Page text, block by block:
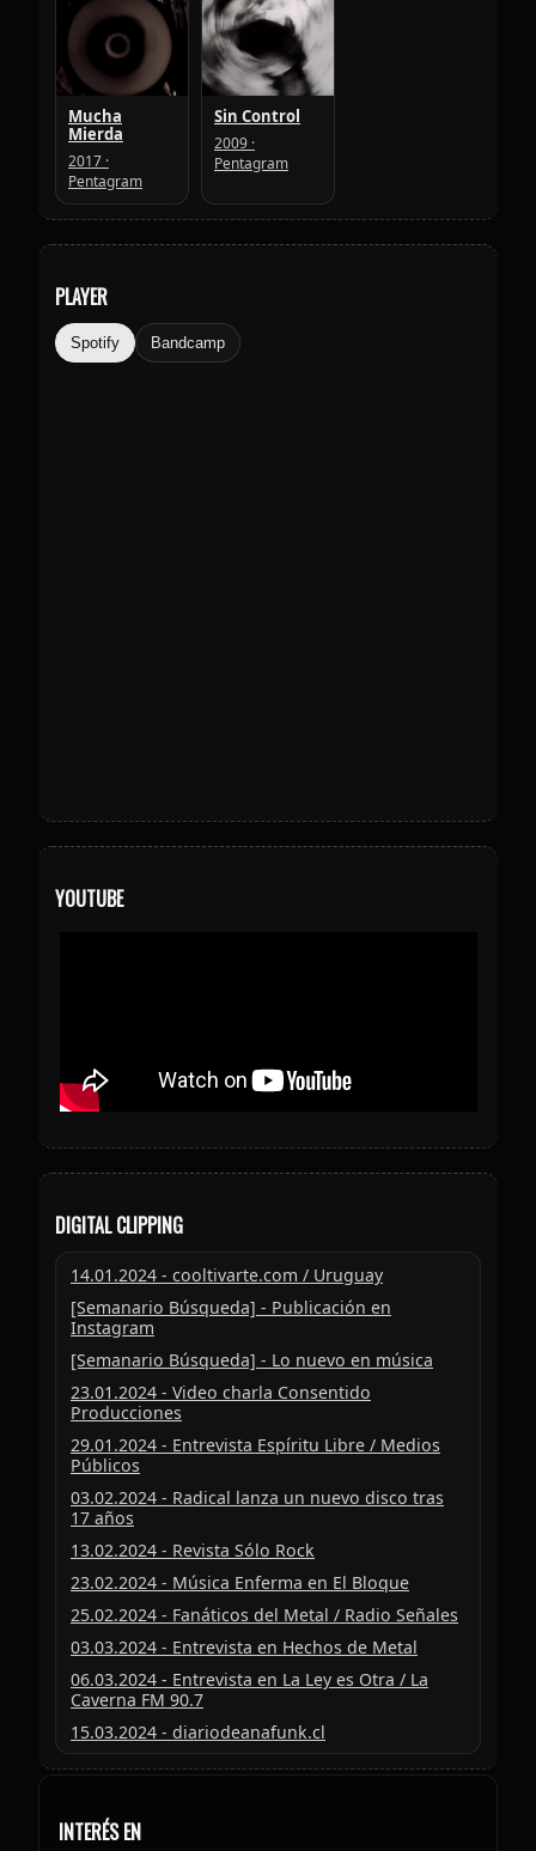
Mucha
Mierda
2017 ·
Pentagram
Sin Control
2009 ·
Pentagram
PLAYER
Spotify Bandcamp
YOUTUBE
DIGITAL CLIPPING
14.01.2024 - cooltivarte.com / Uruguay
[Semanario Búsqueda] - Publicación en
Instagram
[Semanario Búsqueda] - Lo nuevo en música
23.01.2024 - Video charla Consentido
Producciones
29.01.2024 - Entrevista Espíritu Libre / Medios
Públicos
03.02.2024 - Radical lanza un nuevo disco tras
17 años
13.02.2024 - Revista Sólo Rock
23.02.2024 - Música Enferma en El Bloque
25.02.2024 - Fanáticos del Metal / Radio Señales
03.03.2024 - Entrevista en Hechos de Metal
06.03.2024 - Entrevista en La Ley es Otra / La
Caverna FM 90.7
15.03.2024 - diariodeanafunk.cl
14.03.2024 - epifaniasubterranea.cl
13.03.2024 - metalhammer.es
INTERÉS EN